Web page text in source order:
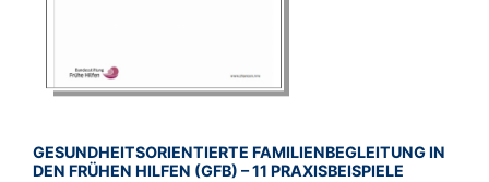
BROSCHÜRE:
GESUNDHEITSORIENTIERTE FAMILIENBEGLEITUNG IN
DEN FRÜHEN HILFEN (GFB) – 11 PRAXISBEISPIELE